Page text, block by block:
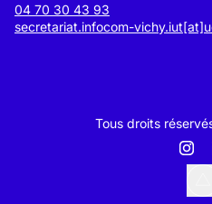
04 70 30 43 93
secretariat.infocom-
Tous droits